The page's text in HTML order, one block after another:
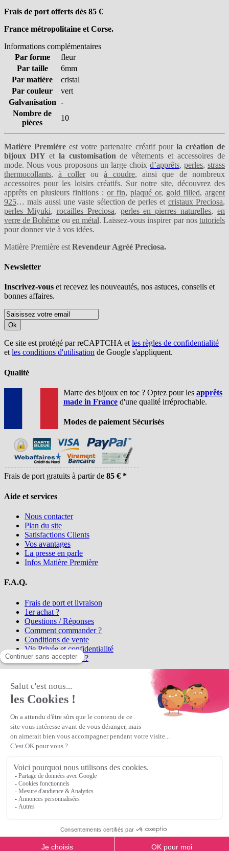
Frais de port offerts dès 85 €
France métropolitaine et Corse.
Informations complémentaires
Par forme
fleur
Par taille
6mm
Par matière
cristal
Par couleur
vert
Galvanisation -
Nombre de
pièces
10
Matière Première est votre partenaire créatif pourla création de
bijoux DIY etla customisation de vêtements et accessoires de
mode. Nous vous proposons un large choix d’apprêts, perles, strass
thermocollants,à collerouà coudre, ainsi que de nombreux
accessoires pour les loisirs créatifs. Sur notre site, découvrez des
apprêts en plusieurs finitions : or fin, plaqué or, gold filled, argent
925… mais aussi une vaste sélection de perles et cristaux Preciosa,
perles Miyuki, rocailles Preciosa, perles en pierres naturelles, en
verre de Bohême ou en métal. Laissez-vous inspirer par nostutoriels
pour donner vie à vos idées.
Matière Première est Revendeur Agréé Preciosa.
Newsletter
Inscrivez-vous et recevez les nouveautés, nos astuces, conseils et
bonnes affaires.
Ok
Ce site est protégé par reCAPTCHA etles règles de confidentialité
etles conditions d'utilisation de Google s'appliquent.
Qualité
Marre des bijoux en toc ? Optez pour les apprêts
made in France d'une qualité irréprochable.
Modes de paiement Sécurisés
Frais de port gratuits à partir de 85 € *
Aide et services
Nous contacter
Plan du site
Satisfactions Clients
Vos avantages
La presse en parle
Infos Matière Première
F.A.Q.
Frais de port et livraison
1er achat ?
Questions / Réponses
Comment commander ?
Conditions de vente
Vie Privée et confidentialité
Qui sommes-nous ?
la référence en perles et bijoux
perles en ligne, telles que les perles
et cristaux et strass en cristal Preciosa, les perles Miyuki perles et
apprêts en Argent 925, Gold Filled, perles de rocaille Preciosa
Matière Première est un
Première
Veuillez patienter...
Continuer vos achats
or Voir le panier